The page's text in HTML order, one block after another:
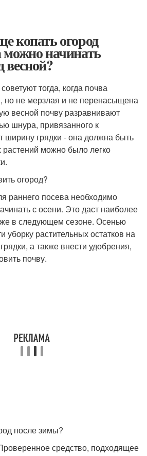
копать огород
можно начинать
весной?
тогда, когда почва
но не мерзлая и не перенасыщена
весной почву разравнивают
шнура, привязанного к
грядки - она должна быть
растений можно было легко
огород?
раннего посева необходимо
с осени. Это даст наиболее
в следующем сезоне. Осенью
уборку растительных остатков на
а также внести удобрения,
почву.
после зимы?
средство, подходящее